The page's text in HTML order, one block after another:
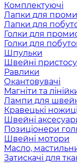
Комплектуючі
Лапки для
Лапки для
Голки для
Голки для
Шпульки
Швейні
Равлики
Окантовувачі
Магніти та
Лампи для
Кравецькі ножиці
Швейні
Позиціонери
Швейні мотори
Масло,
Затискачі для